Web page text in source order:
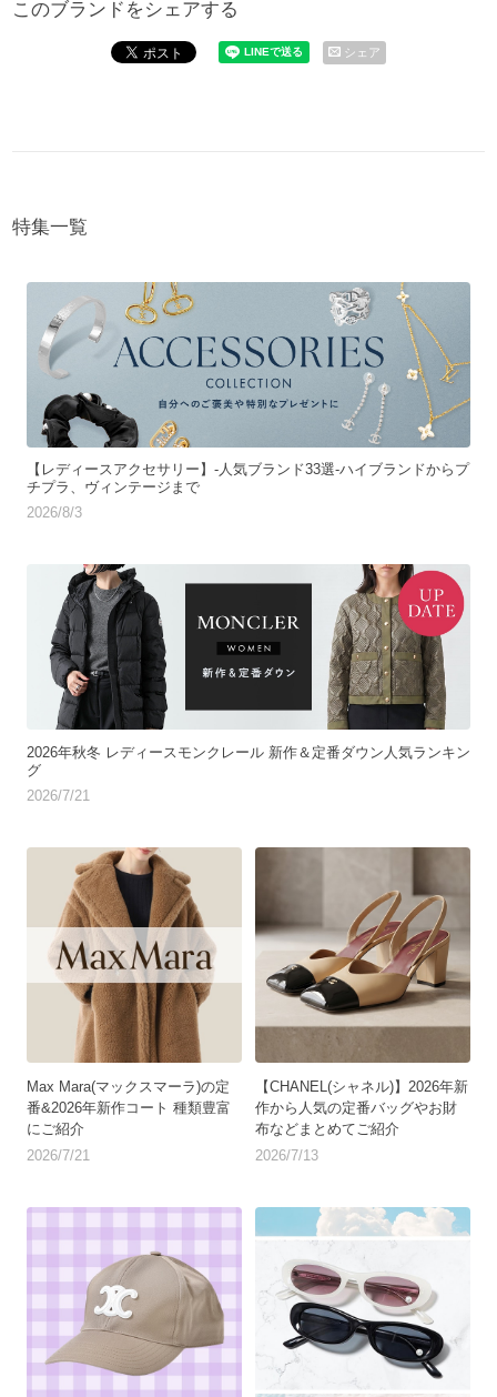
このブランドをシェアする
シェア
特集一覧
【レディースアクセサリー】-人気ブランド33選-ハイブランドからプ
チプラ、ヴィンテージまで
2026/8/3
2026年秋冬 レディースモンクレール 新作＆定番ダウン人気ランキン
グ
2026/7/21
Max Mara(マックスマーラ)の定
番&2026年新作コート 種類豊富
にご紹介
2026/7/21
【CHANEL(シャネル)】2026年新
作から人気の定番バッグやお財
布などまとめてご紹介
2026/7/13